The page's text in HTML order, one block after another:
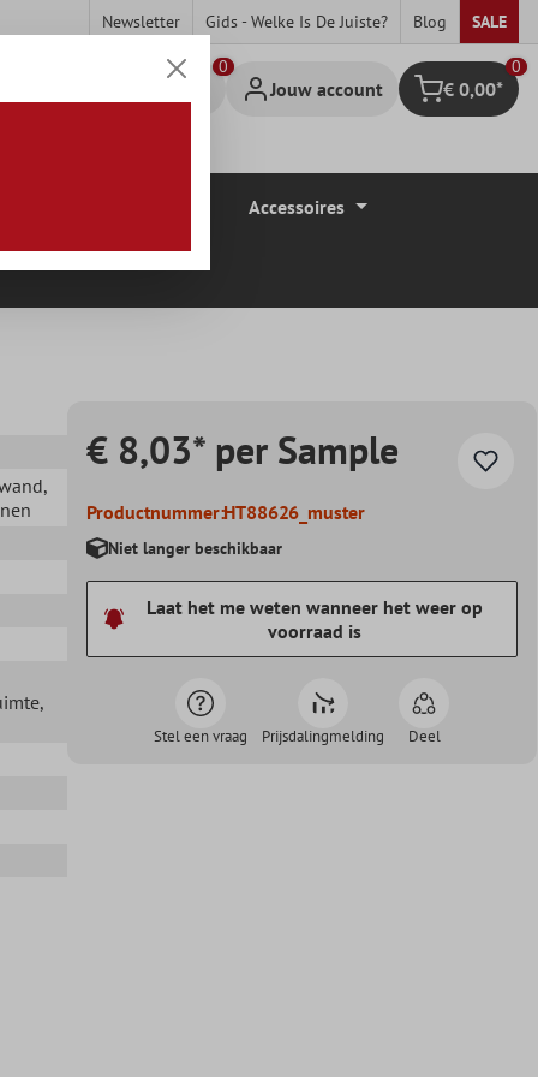
Newsletter Gids - Welke Is De Juiste? Blog SALE
Jouw account Winkelmandje
0
€ 0,00*
Accessoires
,
,
€ 8,03* per Sample
Productnummer:HT88626_muster
Niet langer beschikbaar
Laat het me weten wanneer het weer op
voorraad is
Stel een vraag Prijsdalingmelding Deel